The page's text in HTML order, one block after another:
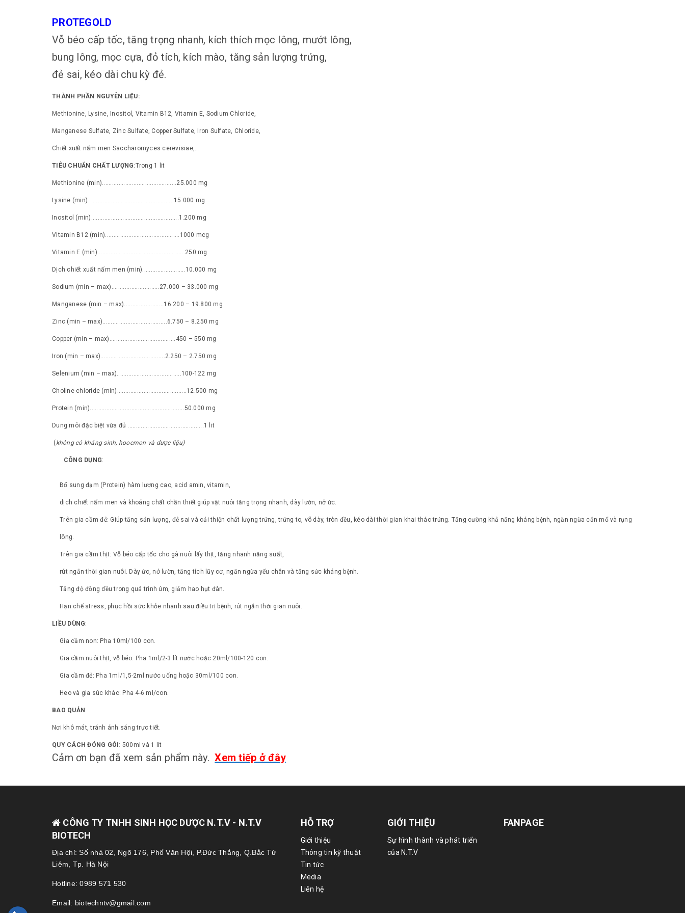
PROTEGOLD
Vỗ béo cấp tốc, tăng trọng nhanh, kích thích mọc lông, mướt lông,
bung lông, mọc cựa, đỏ tích, kích mào, tăng sản lượng trứng,
đẻ sai, kéo dài chu kỳ đẻ.
THÀNH PHẦN NGUYÊN LIỆU:
Methionine, Lysine, Inositol, Vitamin B12, Vitamin E, Sodium Chloride,
Manganese Sulfate, Zinc Sulfate, Copper Sulfate, Iron Sulfate, Chloride,
Chiết xuất nấm men Saccharomyces cerevisiae,...
TIÊU CHUẨN CHẤT LƯỢNG:Trong 1 lit
Methionine (min).............................................25.000 mg
Lysine (min) ...................................................15.000 mg
Inositol (min).....................................................1.200 mg
Vitamin B12 (min).............................................1000 mcg
Vitamin E (min).....................................................250 mg
Dịch chiết xuất nấm men (min)..........................10.000 mg
Sodium (min – max).............................27.000 – 33.000 mg
Manganese (min – max)........................16.200 – 19.800 mg
Zinc (min – max).......................................6.750 – 8.250 mg
Copper (min – max)........................................450 – 550 mg
Iron (min – max).......................................2.250 – 2.750 mg
Selenium (min – max).......................................100-122 mg
Choline chloride (min)..........................................12.500 mg
Protein (min).........................................................50.000 mg
Dung môi đặc biệt vừa đủ ..............................................1 lit
( không có kháng sinh, hoocmon và dược liệu)
CÔNG DỤNG:
Bổ sung đạm (Protein) hàm lượng cao, acid amin, vitamin,
dịch chiết nấm men và khoáng chất chần thiết giúp vật nuôi tăng trọng nhanh, dày lườn, nở ức.
Trên gia cầm đẻ: Giúp tăng sản lượng, đẻ sai và cải thiện chất lượng trứng, trứng to, võ dày, tròn đều, kéo dài thời gian khai thác trứng. Tăng cường khả năng kháng bệnh, ngăn ngừa cắn mổ và rụng
lông.
Trên gia cầm thịt: Vỗ béo cấp tốc cho gà nuôi lấy thịt, tăng nhanh năng suất,
rút ngắn thời gian nuôi. Dày ức, nở lườn, tăng tích lũy cơ, ngăn ngừa yếu chân và tăng sức kháng bệnh.
Tăng độ đồng dều trong quá trình úm, giảm hao hụt đàn.
Hạn chế stress, phục hồi sức khỏe nhanh sau điều trị bệnh, rút ngắn thời gian nuôi.
LIỀU DÙNG:
Gia cầm non: Pha 10ml/100 con.
Gia cầm nuôi thịt, vỗ béo: Pha 1ml/2-3 lít nước hoặc 20ml/100-120 con.
Gia cầm đẻ: Pha 1ml/1,5-2ml nước uống hoặc 30ml/100 con.
Heo và gia súc khác: Pha 4-6 ml/con.
BAO QUẢN :
Nơi khô mát, tránh ánh sáng trực tiết.
QUY CÁCH ĐÓNG GÓI : 500ml và 1 lít
Cảm ơn bạn đã xem sản phẩm này.Xem tiếp ở đây
CÔNG TY TNHH SINH HỌC DƯỢC N.T.V - N.T.V
BIOTECH
Địa chỉ: Số nhà 02, Ngõ 176, Phố Văn Hội, P.Đức Thắng, Q.Bắc Từ
Liêm, Tp. Hà Nội
Hotline: 0989 571 530
Email: biotechntv@gmail.com
HỖ TRỢ
Giới thiệu
Thông tin kỹ thuật
Tin tức
Media
Liên hệ
GIỚI THIỆU
Sự hình thành và phát triển
của N.T.V
FANPAGE